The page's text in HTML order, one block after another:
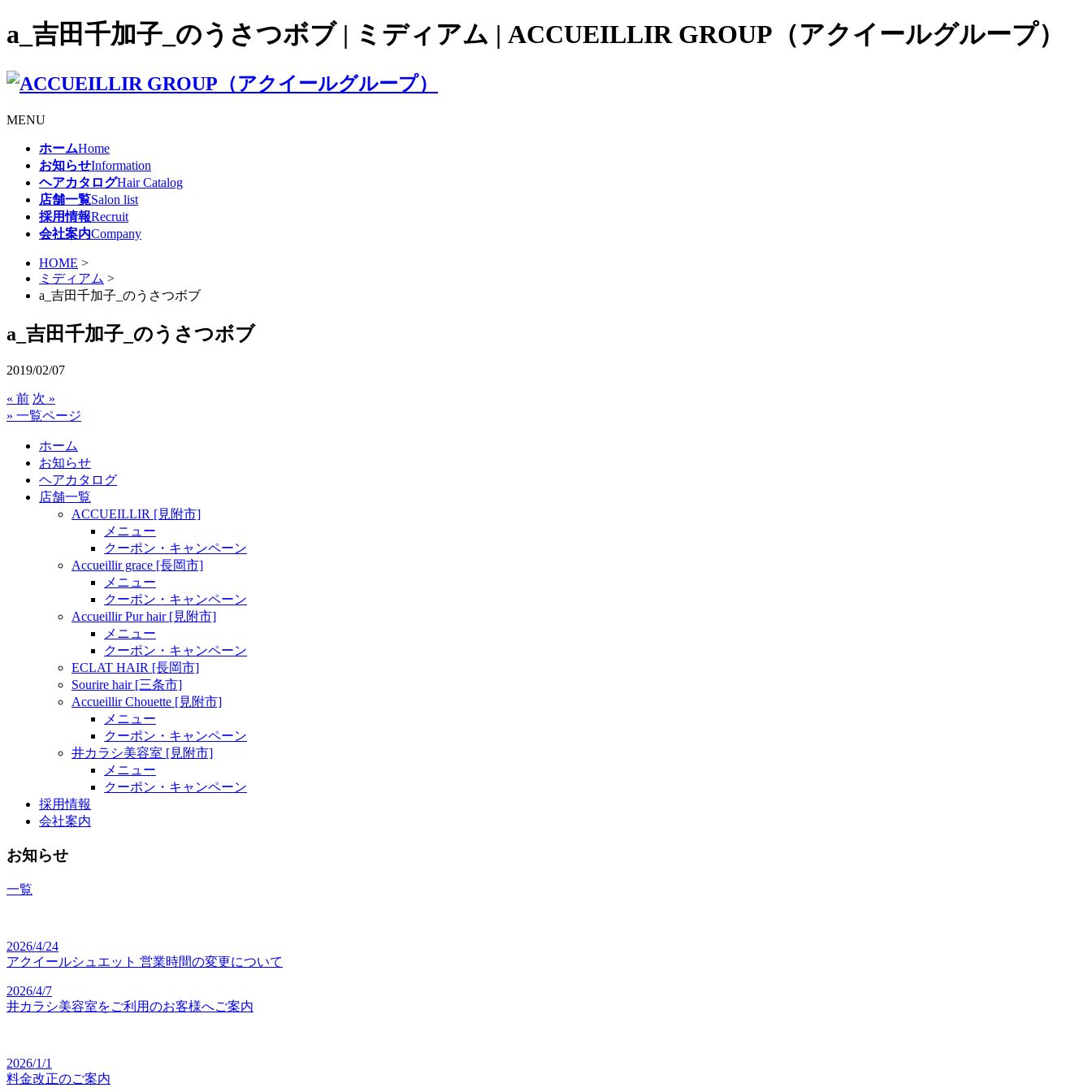
a_吉田千加子_のうさつボブ | ミディアム | ACCUEILLIR GROUP（アクイールグループ）
MENU
ホームHome
お知らせInformation
ヘアカタログHair Catalog
店舗一覧Salon list
採用情報Recruit
会社案内Company
HOME >
ミディアム >
a_吉田千加子_のうさつボブ
a_吉田千加子_のうさつボブ
2019/02/07
« 前 次 »
» 一覧ページ
ホーム
お知らせ
ヘアカタログ
店舗一覧
ACCUEILLIR [見附市]
メニュー
クーポン・キャンペーン
Accueillir grace [長岡市]
メニュー
クーポン・キャンペーン
Accueillir Pur hair [見附市]
メニュー
クーポン・キャンペーン
ECLAT HAIR [長岡市]
Sourire hair [三条市]
Accueillir Chouette [見附市]
メニュー
クーポン・キャンペーン
井カラシ美容室 [見附市]
メニュー
クーポン・キャンペーン
採用情報
会社案内
お知らせ
一覧
2026/4/24
アクイールシュエット 営業時間の変更について
2026/4/7
井カラシ美容室をご利用のお客様へご案内
2026/1/1
料金改正のご案内